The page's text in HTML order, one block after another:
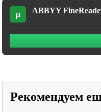
µ ABBYY
Рекомендуем